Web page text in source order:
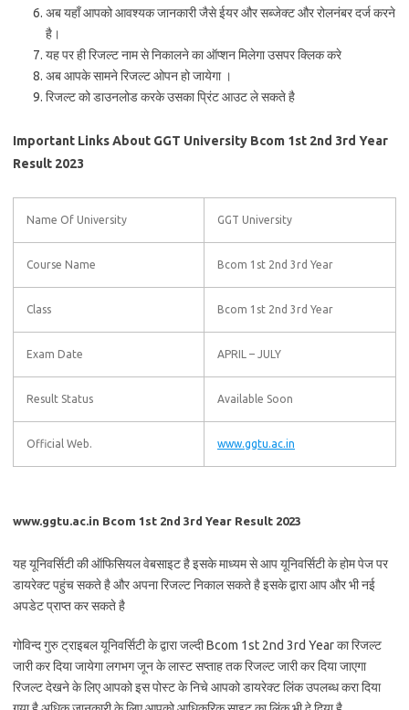
अब यहाँ आपको आवश्यक जानकारी जैसे ईयर और सब्जेक्ट और रोलनंबर दर्ज करने
है।
यह पर ही रिजल्ट नाम से निकालने का ऑप्शन मिलेगा उसपर क्लिक करे
अब आपके सामने रिजल्ट ओपन हो जायेगा ।
रिजल्ट को डाउनलोड करके उसका प्रिंट आउट ले सकते है
Important Links About GGT University Bcom 1st 2nd 3rd Year
Result 2023
Name Of University GGT University
Course Name Bcom 1st 2nd 3rd Year
Class Bcom 1st 2nd 3rd Year
Exam Date APRIL – JULY
Result Status Available Soon
Official Web. www.ggtu.ac.in
www.ggtu.ac.in Bcom 1st 2nd 3rd Year Result 2023
यह यूनिवर्सिटी की ऑफिसियल वेबसाइट है इसके माध्यम से आप यूनिवर्सिटी के होम पेज पर
डायरेक्ट पहुंच सकते है और अपना रिजल्ट निकाल सकते है इसके द्वारा आप और भी नई
अपडेट प्राप्त कर सकते है
गोविन्द गुरु ट्राइबल यूनिवर्सिटी के द्वारा जल्दी Bcom 1st 2nd 3rd Year का रिजल्ट
जारी कर दिया जायेगा लगभग जून के लास्ट सप्ताह तक रिजल्ट जारी कर दिया जाएगा
रिजल्ट देखने के लिए आपको इस पोस्ट के निचे आपको डायरेक्ट लिंक उपलब्ध करा दिया